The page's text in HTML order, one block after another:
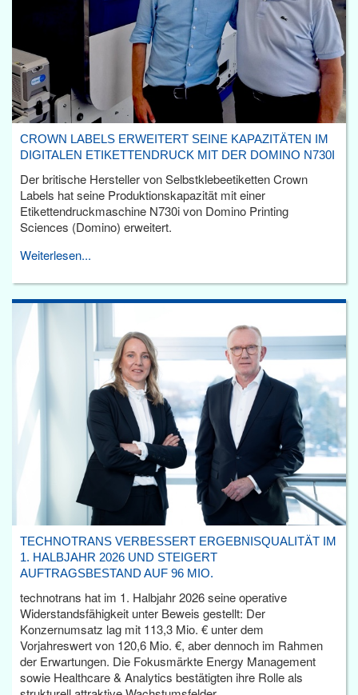
CROWN LABELS ERWEITERT SEINE KAPAZITÄTEN IM
DIGITALEN ETIKETTENDRUCK MIT DER DOMINO N730I
Der britische Hersteller von Selbstklebeetiketten Crown
Labels hat seine Produktionskapazität mit einer
Etikettendruckmaschine N730i von Domino Printing
Sciences (Domino) erweitert.
Weiterlesen...
TECHNOTRANS VERBESSERT ERGEBNISQUALITÄT IM
1. HALBJAHR 2026 UND STEIGERT
AUFTRAGSBESTAND AUF 96 MIO.
technotrans hat im 1. Halbjahr 2026 seine operative
Widerstandsfähigkeit unter Beweis gestellt: Der
Konzernumsatz lag mit 113,3 Mio. € unter dem
Vorjahreswert von 120,6 Mio. €, aber dennoch im Rahmen
der Erwartungen. Die Fokusmärkte Energy Management
sowie Healthcare & Analytics bestätigten ihre Rolle als